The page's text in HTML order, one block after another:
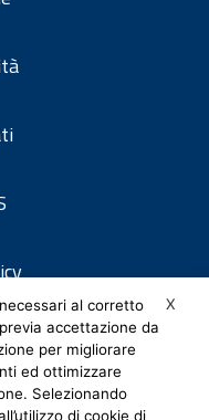
X
al corretto
accettazione da
per migliorare
ed ottimizzare
Selezionando
di cookie di